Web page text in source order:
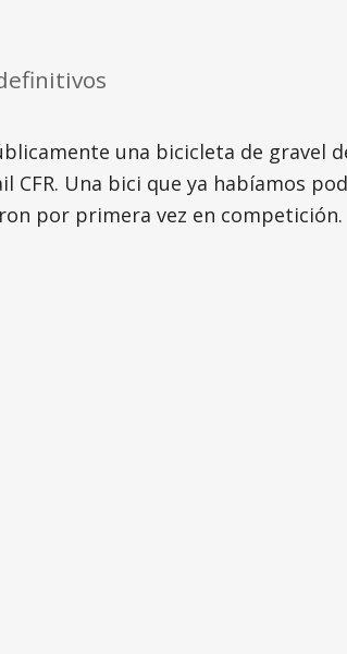
una bicicleta de
Una bici que ya habíamos
por primera vez en competición.